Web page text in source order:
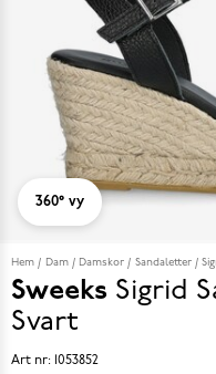
360° vy
Hem Dam Damskor Sandaletter
Sweeks Sigrid
Svart
Art nr: 1053852